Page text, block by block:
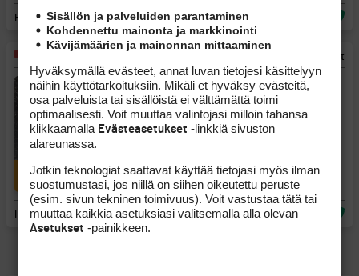
Helsinki, Uusimaa
Mailat
100 €
Titleist Vokey SM5 wedget
Helsinki, Uusimaa 6.8.2026 16:12
Sisällön ja palveluiden parantaminen
Kohdennettu mainonta ja markkinointi
Kävijämäärien ja mainonnan mittaaminen
Hyväksymällä evästeet, annat luvan tietojesi käsittelyyn
näihin käyttötarkoituksiin. Mikäli et hyväksy evästeitä,
osa palveluista tai sisällöistä ei välttämättä toimi
optimaalisesti. Voit muuttaa valintojasi milloin tahansa
klikkaamalla Evästeasetukset -linkkiä sivuston
alareunassa.
Jotkin teknologiat saattavat käyttää tietojasi myös ilman
suostumustasi, jos niillä on siihen oikeutettu peruste
(esim. sivun tekninen toimivuus). Voit vastustaa tätä tai
muuttaa kaikkia asetuksiasi valitsemalla alla olevan
Asetukset -painikkeen.